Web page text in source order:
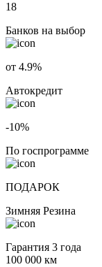
18
Банков на выбор
от 4.9%
Автокредит
-10%
По госпрограмме
ПОДАРОК
Зимняя Резина
Гарантия 3 года
100 000 км